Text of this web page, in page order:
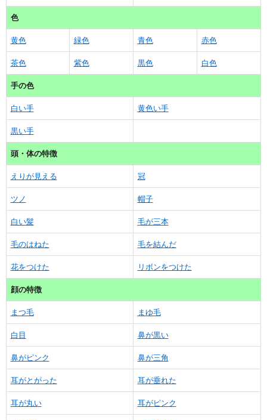
色
黄色 緑色 青色 赤色
茶色 紫色 黒色 白色
手の色
白い手 黄色い手
黒い手
頭・体の特徴
えりが見える 冠
ツノ 帽子
白い髪 毛が三本
毛のはねた 毛を結んだ
花をつけた リボンをつけた
顔の特徴
まつ毛 まゆ毛
白目 鼻が黒い
鼻がピンク 鼻が三角
耳がとがった 耳が垂れた
耳が丸い 耳がピンク